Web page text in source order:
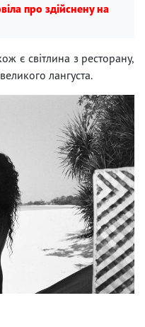
про здійснену на
є світлина з ресторану,
лангуста.